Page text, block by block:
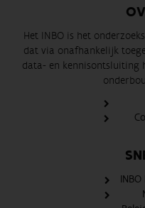
Het INBO is het
dat via onafhankelijk
data- en kennisontsluiting